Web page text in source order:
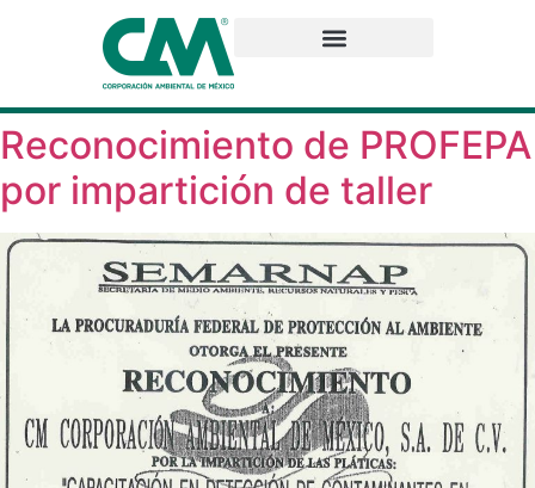
Reconocimiento de PROFEPA
por impartición de taller